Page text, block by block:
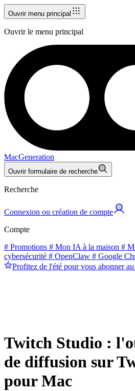
Ouvrir menu principal
Ouvrir le menu principal
MacGeneration
Ouvrir formulaire de recherche
Recherche
Connexion ou création de compte
Compte
# Promotions # Mon IA à la maison #
cybersécurité # OpenClaw # Google
Profitez de l'été pour vous abonner
Twitch Studio :
de diffusion sur
pour Mac